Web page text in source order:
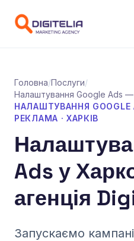
Головна/Послуги/
Налаштування Google Ads
НАЛАШТУВАННЯ
РЕКЛАМА · ХАРКІВ
Ads у
агенція
Запускаємо